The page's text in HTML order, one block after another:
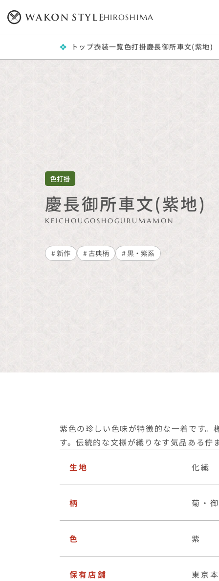
HIROSHIMA
トップ衣装一覧色打掛慶長御所車文(紫地)
色打掛
慶長御所車文(紫地)
KEICHOUGOSHOGURUMAMON
# 新作 # 古典柄 # 黒・紫系
紫色の珍しい色味が特徴的な一着です
す。伝統的な文様が織りなす気品ある佇
生地 化繊
柄 菊・
色 紫
保有店舗 東京